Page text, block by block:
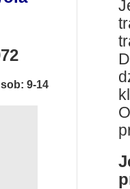
9-14